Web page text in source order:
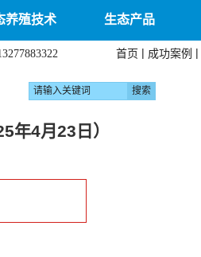
养殖技术 生态产品
首页 | 成功案例 |
年4月23日）